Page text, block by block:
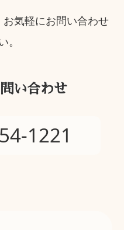
気軽にお問い合わせ
。
い合わせ
1221